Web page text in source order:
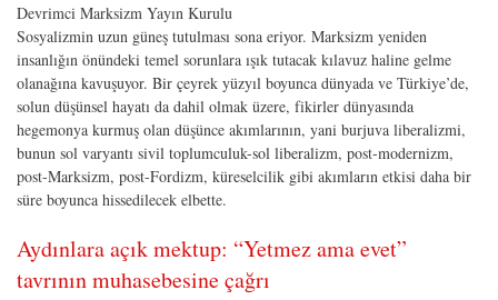
Devrimci Marksizm Yayın Kurulu
Sosyalizmin uzun güneş tutulması sona eriyor. Marksizm yeniden
insanlığın önündeki temel sorunlara ışık tutacak kılavuz haline gelme
olanağına kavuşuyor. Bir çeyrek yüzyıl boyunca dünyada ve Türkiye’de,
solun düşünsel hayatı da dahil olmak üzere, fikirler dünyasında
hegemonya kurmuş olan düşünce akımlarının, yani burjuva liberalizmi,
bunun sol varyantı sivil toplumculuk-sol liberalizm, post-modernizm,
post-Marksizm, post-Fordizm, küreselcilik gibi akımların etkisi daha bir
süre boyunca hissedilecek elbette.
Aydınlara açık mektup: “Yetmez ama evet”
tavrının muhasebesine çağrı